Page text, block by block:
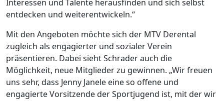
Interessen und Talente herausfinden und sich selbst
entdecken und weiterentwickeln.“
Mit den Angeboten möchte sich der MTV Derental
zugleich als engagierter und sozialer Verein
präsentieren. Dabei sieht Schrader auch die
Möglichkeit, neue Mitglieder zu gewinnen. „Wir freuen
uns sehr, dass Jenny Janele eine so offene und
engagierte Vorsitzende der Sportjugend ist, mit der wir